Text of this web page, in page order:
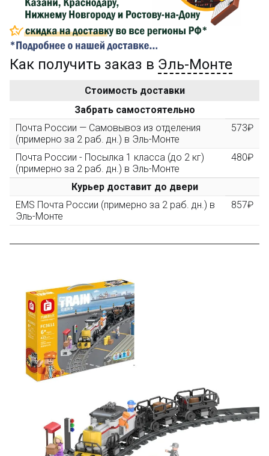
...на следующий заказ
Золотая скидка
персональная
10%
3000 рублей, Вы получите постоянную скидку на все
повторные заказы - 10%
Скидка за обзор
(фото сборки) до 10%
Пришлите фото поэтапной сборки купленного
конструктора и получите дополнительную скидку
10% при покупке следующего набора (не дороже 10
Оставьте отзыв (не менее 50 символов) о товаре на
нашем сайте и получите купон на скидку 50₽ за
текстовый отзыв или 100₽ за отзыв с фото.
Скидка за отзыв
на Яндекс.Маркете
Оставьте отзыв (не менее 50 символов) о товаре
через систему
Яндекс.Маркетс обязательным
указанием номера и даты заказа в нашем магазине
и получите купон на скидку 150₽
Как получить заказ в Эль-Монте
Стоимость доставки
Забрать самостоятельно
Почта России — Самовывоз из отделения
(примерно за 2 раб. дн.) в Эль-Монте
573₽
Почта России - Посылка 1 класса (до 2 кг)
(примерно за 2 раб. дн.) в Эль-Монте
480₽
Курьер доставит до двери
EMS Почта России (примерно за 2 раб. дн.) в
Эль-Монте
857₽